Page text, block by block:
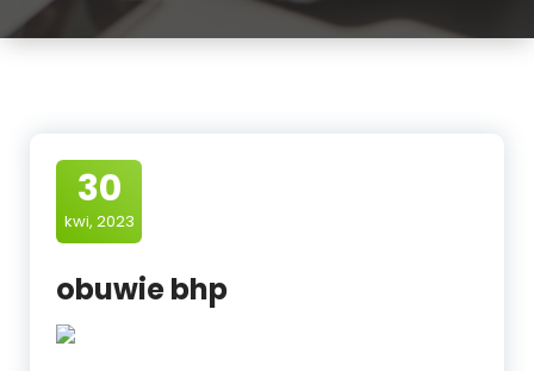
30
kwi, 2023
obuwie bhp